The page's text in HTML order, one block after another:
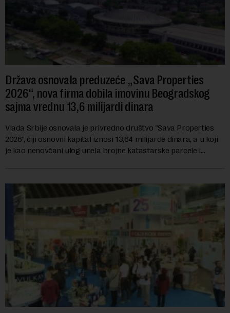
Država osnovala preduzeće „Sava Properties
2026“, nova firma dobila imovinu Beogradskog
sajma vrednu 13,6 milijardi dinara
Vlada Srbije osnovala je privredno društvo "Sava Properties
2026", čiji osnovni kapital iznosi 13,64 milijarde dinara, a u koji
je kao nenovčani ulog unela brojne katastarske parcele i